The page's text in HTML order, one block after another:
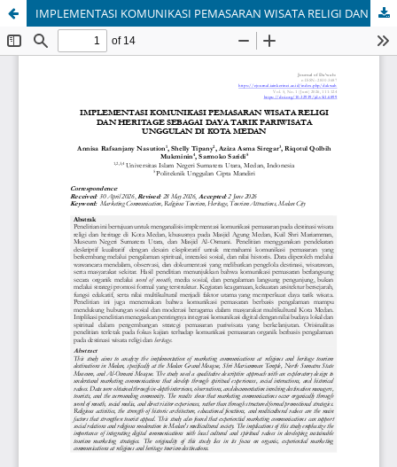
IMPLEMENTASI KOMUNIKASI PEMASARAN WISATA RELIGI DAN HERITAGE SEBAGAI DAYA TARIK PARIWISATA UNGGULAN DI KOTA MEDAN